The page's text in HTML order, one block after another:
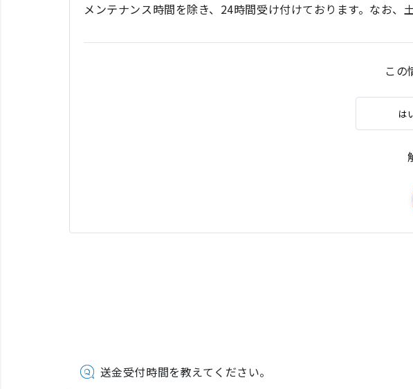
メンテナンス時間を除き、24時間受け付けております。なお、
この
は
送金受付時間を教えてください。